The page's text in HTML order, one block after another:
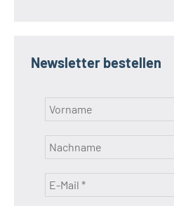
Newsletter bestellen